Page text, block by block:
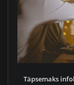
Täpsemaks